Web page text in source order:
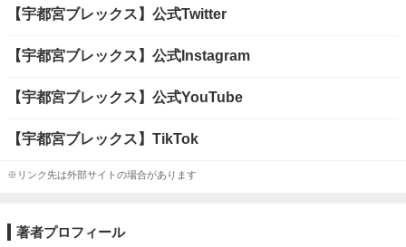
【宇都宮ブレックス】公式Twitter
【宇都宮ブレックス】公式Instagram
【宇都宮ブレックス】公式YouTube
【宇都宮ブレックス】TikTok
※リンク先は外部サイトの場合があります
著者プロフィール